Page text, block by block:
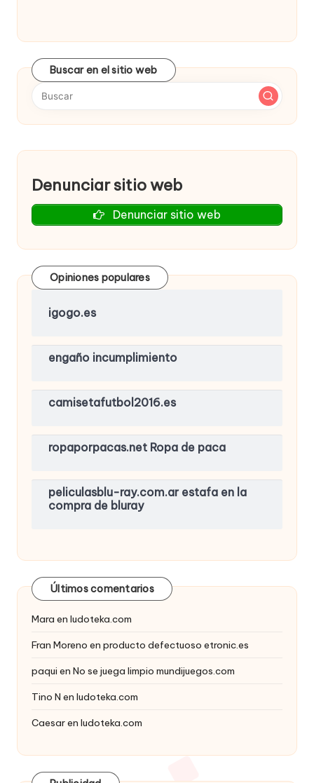
Buscar en el sitio web
Denunciar sitio web
Denunciar sitio web
Opiniones populares
igogo.es
engaño incumplimiento
camisetafutbol2016.es
ropaporpacas.net Ropa de paca
peliculasblu-ray.com.ar estafa en la
compra de bluray
Últimos comentarios
Mara en ludoteka.com
Fran Moreno en producto defectuoso etronic.es
paqui en No se juega limpio mundijuegos.com
Tino N en ludoteka.com
Caesaren ludoteka.com